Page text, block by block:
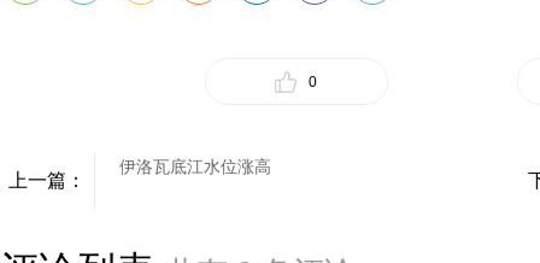
0
上一篇：
伊洛瓦底江水位涨高